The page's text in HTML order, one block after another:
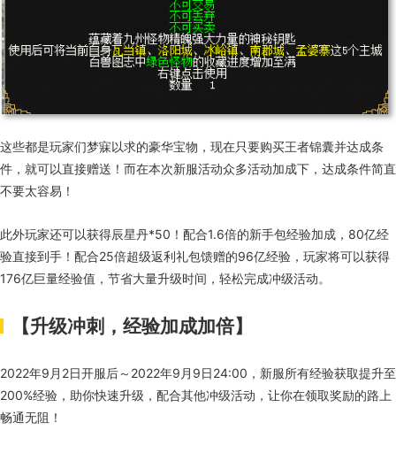
这些都是玩家们梦寐以求的豪华宝物，现在只要购买王者锦囊并达成条
件，就可以直接赠送！而在本次新服活动众多活动加成下，达成条件简直
不要太容易！
此外玩家还可以获得辰星丹*50 ！配合1.6倍的新手包经验加成， 80亿经
验直接到手！配合25倍超级返利礼包馈赠的96亿经验，玩家将可以获得
176亿巨量经验值，节省大量升级时间，轻松完成冲级活动。
【升级冲刺，经验加成加倍】
2022年9 月 2日开服后～ 2022年9 月 9日24:00 ，新服所有经验获取提升至
200%经验，助你快速升级，配合其他冲级活动，让你在领取奖励的路上
畅通无阻！